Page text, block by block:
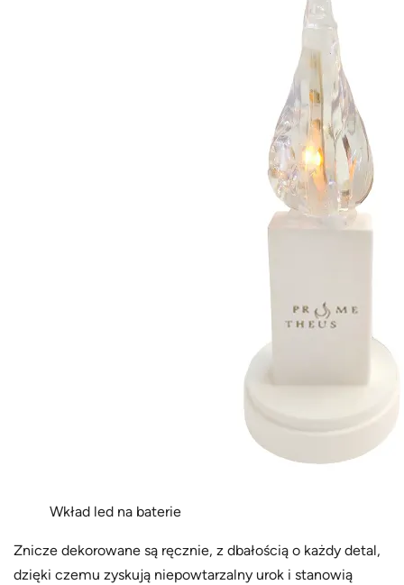
Wkład led na baterie
Znicze dekorowane są ręcznie, z dbałością o każdy detal,
dzięki czemu zyskują niepowtarzalny urok i stanowią